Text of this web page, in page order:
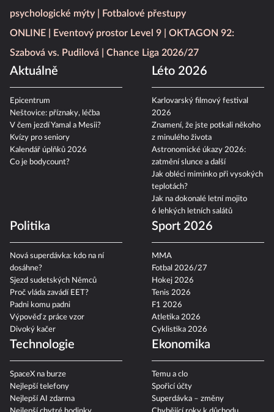
psychologické mýty
Fotbalové přestupy
ONLINE
Eventový prostor Level 9
OKTAGON 92:
Szabová vs. Pudilová
Chance Liga 2026/27
Aktuálně
Epicentrum
Neštovice: příznaky, léčba
V čem jezdí Yamal a Mesii?
Kvízy pro seniory
Kalendář úplňků 2026
Co je bodycount?
Léto 2026
Karlovarský filmový festival
2026
Znamení, že jste potkali někoho
z minulého života
Astronomické úkazy 2026:
zatmění slunce a další
Jak obléci miminko při vysokých
teplotách?
Jak na dokonalé letní mojito
6 lehkých letních salátů
Politika
Nová superdávka: kdo na ní
dosáhne?
Sjezd sudetských Němců
Proč vláda zavádí EET?
Padni komu padni
Výpověď z práce vzor
Divoký kačer
Sport 2026
MMA
Fotbal 2026/27
Hokej 2026
Tenis 2026
F1 2026
Atletika 2026
Cyklistika 2026
Technologie
SpaceX na burze
Nejlepší telefony
Nejlepší AI zdarma
Ekonomika
Temu a clo
Spořicí účty
Superdávka – změny